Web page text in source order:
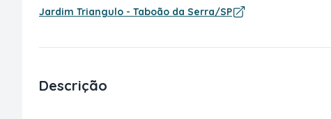
Jardim Triangulo - Taboão da Serra/SP
Descrição